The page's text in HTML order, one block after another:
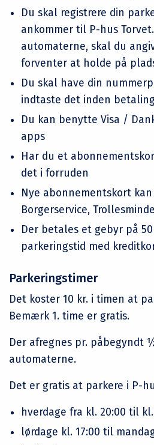
Du skal registrere din
ankommer til P-hus
automaterne, skal du
forventer at holde på
Du skal have din
indtaste det inden
Du kan benytte Visa /
apps
Har du et
det i forruden
Nye abonnementskort
Borgerservice,
Der betales et gebyr på
parkeringstid med
Parkeringstimer
Det koster 10 kr. i timen at
Bemærk 1. time er gratis.
Der afregnes pr. påbegyndt
automaterne.
Det er gratis at parkere i P-
hverdage fra kl. 20:00 til
lørdage kl. 17:00 til